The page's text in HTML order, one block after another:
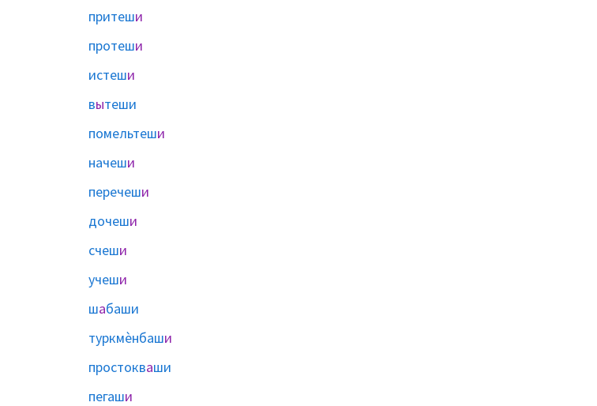
притеши
протеши
истеши
вытеши
помельтеши
начеши
перечеши
дочеши
счеши
учеши
шабаши
туркмѐнбаши
простокваши
пегаши